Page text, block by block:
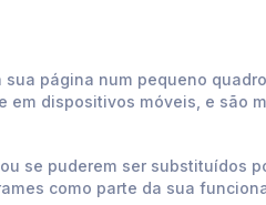
página num pequeno
dispositivos móveis, e são
se puderem ser substituídos
como parte da sua